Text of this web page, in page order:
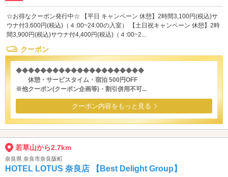
☆お得なクーポン発行中☆ 【平日 キャンペーン 休憩】2時間3,100円(税込)サ
ウナ付3,600円(税込)（４:00~24:00の入室） 【土日祝キャンペーン 休憩】2時
間3,900円(税込)サウナ付4,400円(税込)（４:00~2...
クーポン
◆◆◆◆◆◆◆◆◆◆◆◆◆◆◆◆◆◆◆◆◆
休憩・サービスタイム・宿泊 500円OFF
※他クーポン(クーポン企画等)・割引併用不可...
クーポン内容をもっと見る
若草山から2.7km
奈良県 奈良市奈良阪町
HOTEL LOTUS 奈良店 【Best Delight Group】